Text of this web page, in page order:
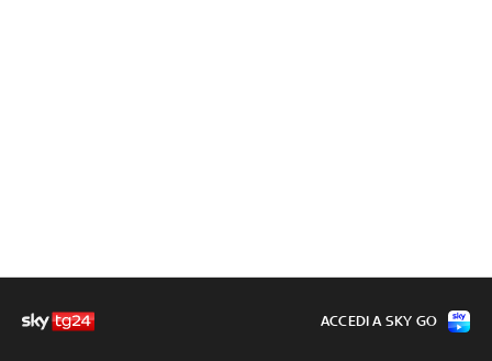
ACCEDI A SKY GO